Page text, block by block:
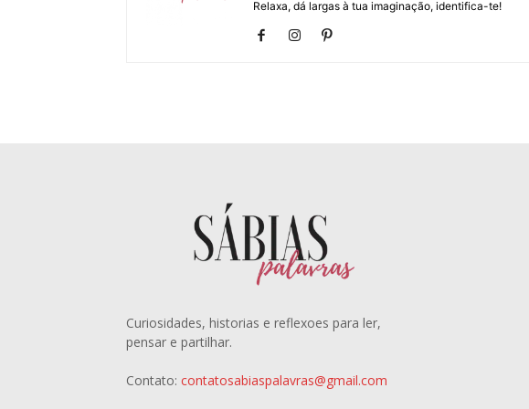
Relaxa, dá largas à tua imaginação, identifica-te!
Curiosidades, historias e reflexoes para ler,
pensar e partilhar.
Contato: contatosabiaspalavras@gmail.com